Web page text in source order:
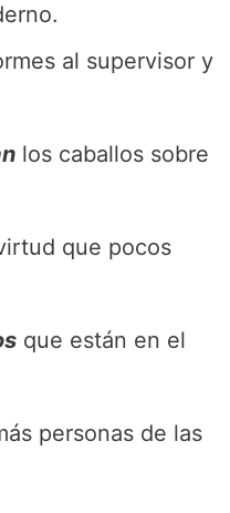
al supervisor y
los caballos sobre
que pocos
que están en el
personas de las